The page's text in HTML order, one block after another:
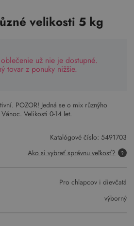
velikosti 5 kg
už nie je dostupné.
tovar z ponuky nižšie.
POZOR! Jedná se o mix různýho
Velikosti 0-14 let.
Katalógové číslo: 5491703
Ako si vybrať správnu veľkosť?
Pro chlapcov i dievčatá
výborný